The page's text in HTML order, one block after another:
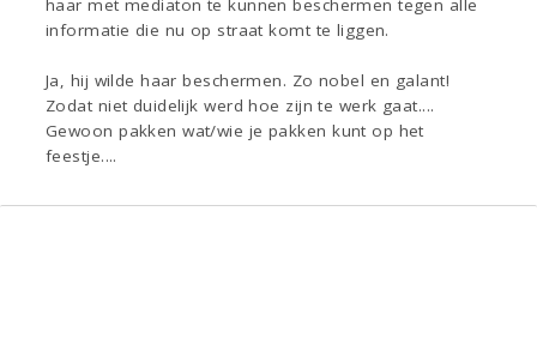
haar met mediaton te kunnen beschermen tegen alle
informatie die nu op straat komt te liggen.
Ja, hij wilde haar beschermen. Zo nobel en galant!
Zodat niet duidelijk werd hoe zijn te werk gaat....
Gewoon pakken wat/wie je pakken kunt op het
feestje....